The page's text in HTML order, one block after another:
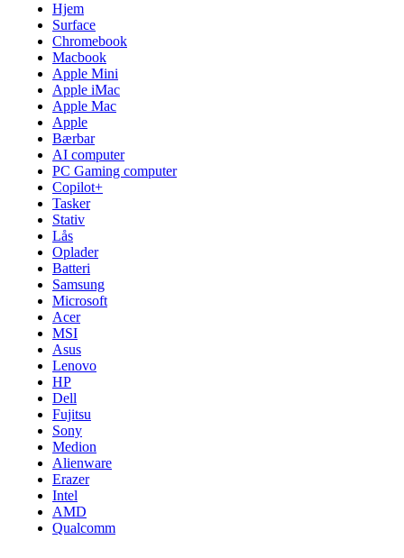
Hjem
Surface
Chromebook
Macbook
Apple Mini
Apple iMac
Apple Mac
Apple
Bærbar
AI computer
PC Gaming computer
Copilot+
Tasker
Stativ
Lås
Oplader
Batteri
Samsung
Microsoft
Acer
MSI
Asus
Lenovo
HP
Dell
Fujitsu
Sony
Medion
Alienware
Erazer
Intel
AMD
Qualcomm